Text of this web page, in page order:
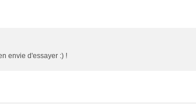
envie d'essayer :) !